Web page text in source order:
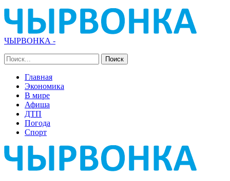
ЧЫРВОНКА -
Главная
Экономика
В мире
Афиша
ДТП
Погода
Спорт